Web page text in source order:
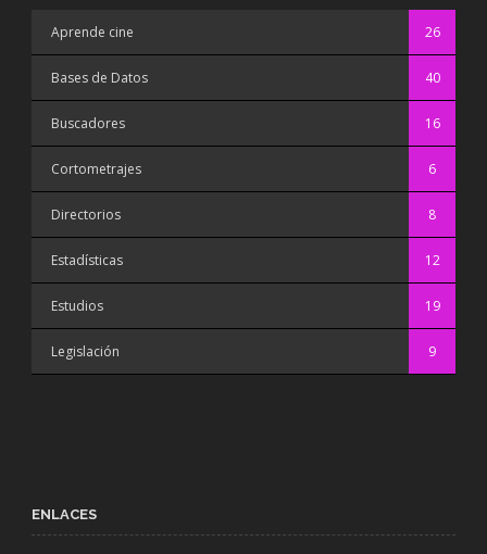
Aprende cine 26
Bases de Datos 40
Buscadores 16
Cortometrajes 6
Directorios 8
Estadísticas 12
Estudios 19
Legislación 9
ENLACES